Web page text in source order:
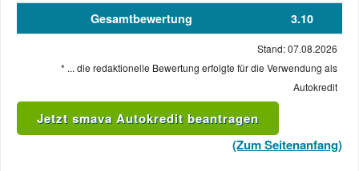
Gesamtbewertung 3.10
Stand: 07.08.2026
* ... die redaktionelle Bewertung erfolgte für die Verwendung als
Autokredit
Jetzt smava Autokredit beantragen
(Zum Seitenanfang)